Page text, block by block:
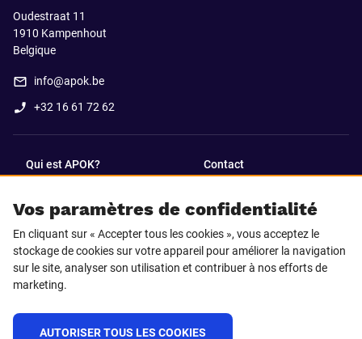
Vos paramètres de confidentialité
En cliquant sur « Accepter tous les cookies », vous acceptez le
stockage de cookies sur votre appareil pour améliorer la navigation
sur le site, analyser son utilisation et contribuer à nos efforts de
marketing.
AUTORISER TOUS LES COOKIES
Oudestraat 11
1910 Kampenhout
Belgique
info@apok.be
+32 16 61 72 62
Qui est APOK? Contact
SUIVEZ-NOUS SUR
Facebook LinkedIn